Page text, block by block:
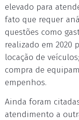
elevado para
fato que requer
questões como
realizado em 2020
locação de
compra de
empenhos.
Ainda foram
atendimento a